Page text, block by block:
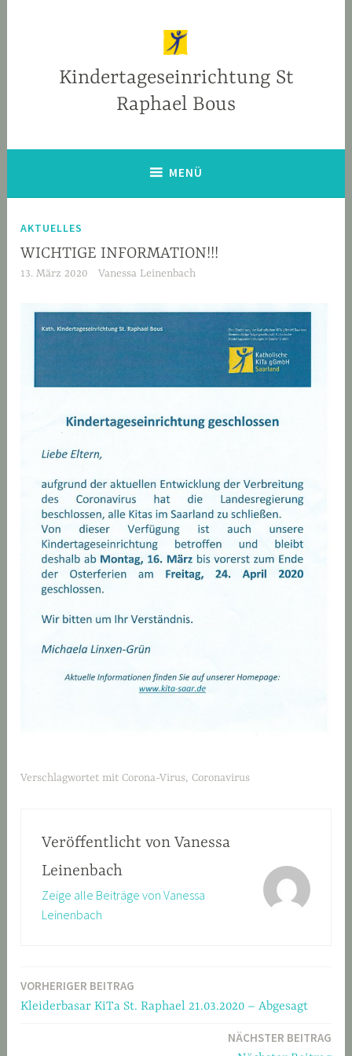
Kindertageseinrichtung St
Raphael Bous
MENÜ
AKTUELLES
WICHTIGE INFORMATION!!!
13. März 2020 Vanessa Leinenbach
Verschlagwortet mit Corona-Virus, Coronavirus
Veröffentlicht von Vanessa
Leinenbach
Zeige alle Beiträge von Vanessa
Leinenbach
Beitragsnavigation
VORHERIGER BEITRAG
Kleiderbasar KiTa St. Raphael 21.03.2020 – Abgesagt
NÄCHSTER BEITRAG